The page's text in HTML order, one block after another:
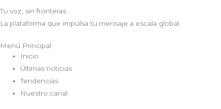
Tu voz, sin fronteras.
La plataforma que impulsa tu mensaje a escala global.
Menú Principal
Inicio
Últimas noticias
Tendencias
Nuestro canal